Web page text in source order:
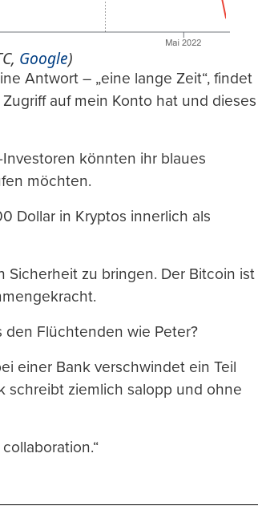
Google)
Antwort – „eine lange Zeit“, findet
auf mein Konto hat und dieses
könnten ihr blaues
möchten.
Dollar in Kryptos innerlich als
Sicherheit zu bringen. Der Bitcoin ist
den Flüchtenden wie Peter?
einer Bank verschwindet ein Teil
schreibt ziemlich salopp und ohne